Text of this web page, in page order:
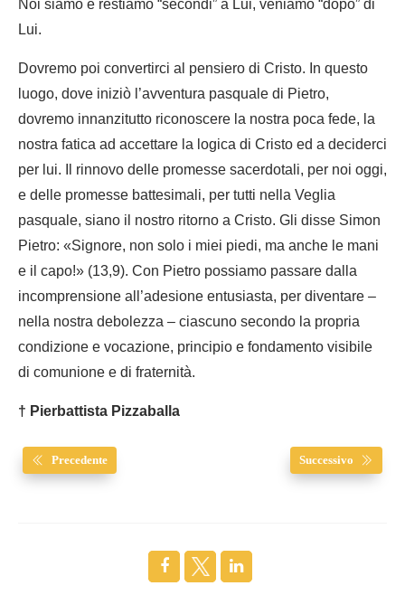
Lui.
Dovremo poi convertirci al pensiero di Cristo. In questo
luogo, dove iniziò l’avventura pasquale di Pietro,
dovremo innanzitutto riconoscere la nostra poca fede, la
nostra fatica ad accettare la logica di Cristo ed a deciderci
per lui. Il rinnovo delle promesse sacerdotali, per noi oggi,
e delle promesse battesimali, per tutti nella Veglia
pasquale, siano il nostro ritorno a Cristo. Gli disse Simon
Pietro: «Signore, non solo i miei piedi, ma anche le mani
e il capo!» (13,9). Con Pietro possiamo passare dalla
incomprensione all’adesione entusiasta, per diventare –
nella nostra debolezza – ciascuno secondo la propria
condizione e vocazione, principio e fondamento visibile
di comunione e di fraternità.
† Pierbattista Pizzaballa
Precedente Successivo